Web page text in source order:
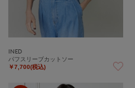
INED
パフスリーブカットソー
￥7,700(税込)